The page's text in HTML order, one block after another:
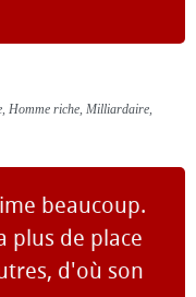
Homme riche, Milliardaire,
beaucoup.
plus de place
d'où son